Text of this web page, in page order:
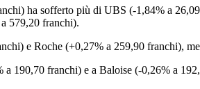
ha sofferto più di UBS (-1,84% a
579,20 franchi).
e Roche (+0,27% a 259,90 franchi),
190,70 franchi) e a Baloise (-0,26% a